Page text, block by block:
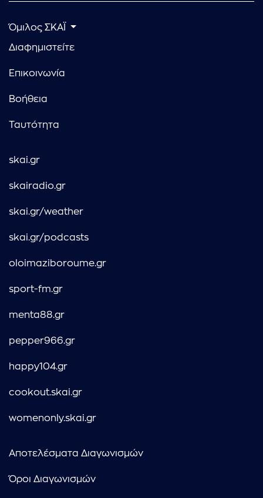
Όμιλος ΣΚΑΪ
Διαφημιστείτε
Επικοινωνία
Βοήθεια
Ταυτότητα
skai.gr
skairadio.gr
skai.gr/weather
skai.gr/podcasts
oloimaziboroume.gr
sport-fm.gr
menta88.gr
pepper966.gr
happy104.gr
cookout.skai.gr
womenonly.skai.gr
Αποτελέσματα Διαγωνισμών
Όροι Διαγωνισμών